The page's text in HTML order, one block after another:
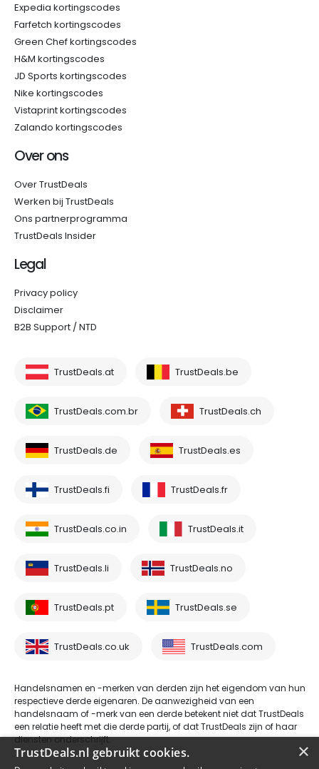
Expedia kortingscodes
Farfetch kortingscodes
Green Chef kortingscodes
H&M kortingscodes
JD Sports kortingscodes
Nike kortingscodes
Vistaprint kortingscodes
Zalando kortingscodes
Over ons
Over TrustDeals
Werken bij TrustDeals
Ons partnerprogramma
TrustDeals Insider
Legal
Privacy policy
Disclaimer
B2B Support / NTD
TrustDeals.at TrustDeals.be
TrustDeals.com.br TrustDeals.ch
TrustDeals.de TrustDeals.es
TrustDeals.fi TrustDeals.fr
TrustDeals.co.in TrustDeals.it
TrustDeals.li TrustDeals.no
TrustDeals.pt TrustDeals.se
TrustDeals.co.uk TrustDeals.com
Handelsnamen en -merken van derden zijn het eigendom van hun
respectieve derde eigenaren. De aanwezigheid van een
handelsnaam of -merk van een derde betekent niet dat TrustDeals
een relatie heeft met die derde partij, of dat TrustDeals zijn of haar
diensten onderschrijft.
×
TrustDeals.nl gebruikt cookies.